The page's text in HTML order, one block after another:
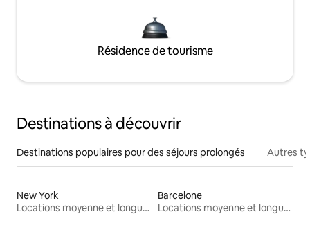
Résidence de tourisme
Destinations à découvrir
Destinations populaires pour des séjours prolongés Autres
New York
Locations moyenne et longue durée
Barcelone
Locations moyenne et longue durée